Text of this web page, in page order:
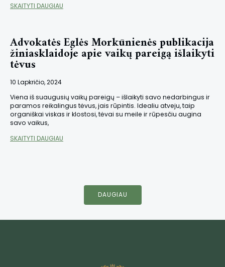
SKAITYTI DAUGIAU
Advokatės Eglės Morkūnienės publikacija
žiniasklaidoje apie vaikų pareigą išlaikyti
tėvus
10 Lapkričio, 2024
Viena iš suaugusių vaikų pareigų – išlaikyti savo nedarbingus ir
paramos reikalingus tėvus, jais rūpintis. Idealiu atveju, taip
organiškai viskas ir klostosi, tėvai su meile ir rūpesčiu augina
savo vaikus,
SKAITYTI DAUGIAU
DAUGIAU